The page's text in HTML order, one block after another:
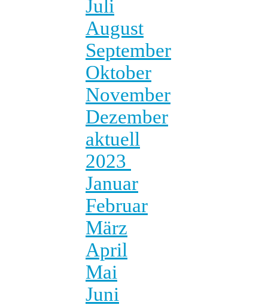
Juli
August
September
Oktober
November
Dezember
aktuell
2023
Januar
Februar
März
April
Mai
Juni